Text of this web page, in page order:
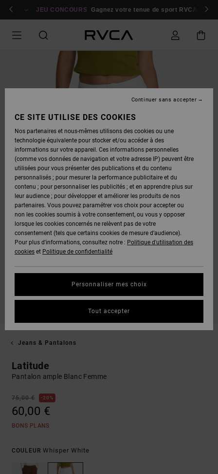
Se connecter / s'inscrire
JEU CONCOURS Gagnez votre tenue de sport RVCA
Jeans & Pantalons
Latitude
Pantalon ample Blanc Femme
75,00 € 20%
60,00 €
BONS PLANS
COULEUR Whisper White
CE SITE UTILISE DES COOKIES
Nos partenaires et nous-mêmes utilisons des cookies ou une
technologie équivalente pour stocker et/ou accéder à des
informations sur votre appareil. Ces informations personnelles
(comme vos données de navigation et votre adresse IP) peuvent être
utilisées pour vous présenter des publications et du contenu
personnalisés ; pour mesurer la performance publicitaire et du
contenu ; pour personnaliser les publicités ; et en apprendre plus sur
leur audience ; pour développer et améliorer les produits de nos
partenaires. Vous pouvez paramétrer vos choix pour accepter ou
non les cookies soumis à votre consentement, ou vous y opposer
lorsque les cookies concernés ne relèvent pas de votre
consentement (tels que certains cookies de mesure d’audience).
Pour plus d'informations, consultez notre : Politique d'utilisation des
cookies et Politique de confidentialité
Personnaliser mes choix
Continuer sans accepter
Tout accepter